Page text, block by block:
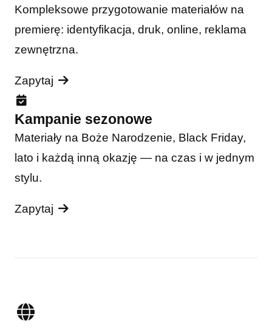
Kompleksowe przygotowanie materiałów na
premierę: identyfikacja, druk, online, reklama
zewnętrzna.
Zapytaj
Kampanie sezonowe
Materiały na Boże Narodzenie, Black Friday,
lato i każdą inną okazję — na czas i w jednym
stylu.
Zapytaj